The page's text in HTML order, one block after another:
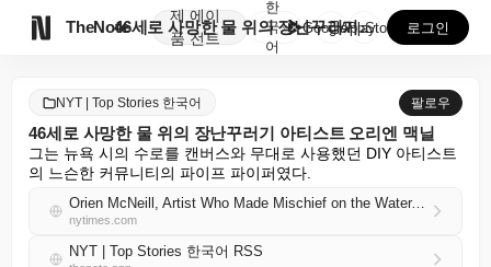
TheNote
제
품
에이
전트
46세로 사망한 물 위의 장난꾸러기 아티스트 오리엔 맥...
한
국
어
GooglePlay
AppStore 로그인
NYT | Top Stories 한국어 팔로우
46세로 사망한 물 위의 장난꾸러기 아티스트 오리엔 맥닐
그는 뉴욕 시의 수로를 캔버스와 무대로 사용했던 DIY 아티스트
의 느슨한 커뮤니티의 파이프 파이퍼였다.
Orien McNeill, Artist Who Made Mischief on the Water, Dies at 46
nytimes.com
NYT | Top Stories 한국어 RSS